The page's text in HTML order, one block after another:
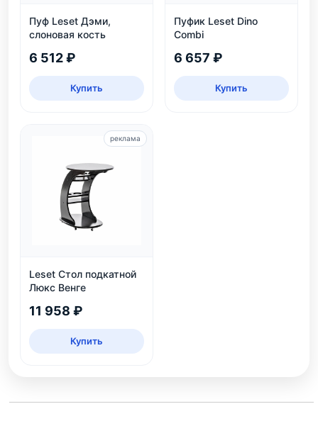
Пуф Leset Дэми,
слоновая кость
6 512 ₽
Купить
Пуфик Leset Dino
Combi
6 657 ₽
Купить
Leset Стол подкатной
Люкс Венге
11 958 ₽
Купить
реклама